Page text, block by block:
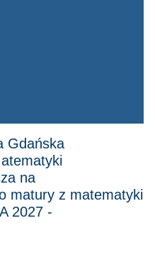
Gdańska
na
matury z matematyki
2027 -